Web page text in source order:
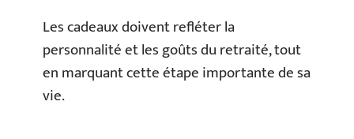
Les cadeaux doivent refléter la
personnalité et les goûts du retraité, tout
en marquant cette étape importante de sa
vie.